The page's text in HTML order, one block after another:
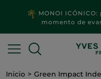
MONOI
momento de
Inicio Green Impact